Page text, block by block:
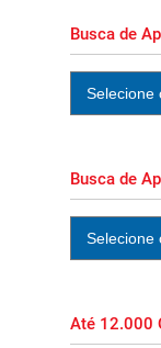
Busca de
Busca de
Até 12.000